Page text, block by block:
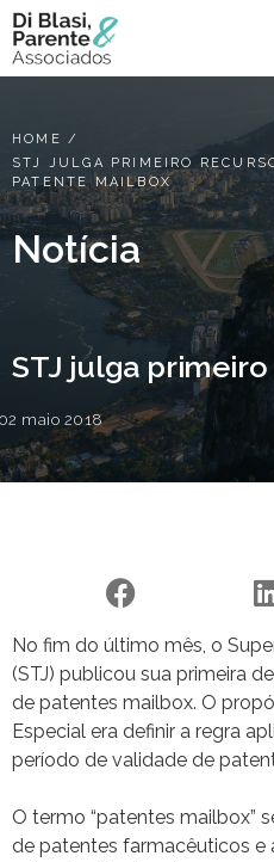
HOME /
STJ JULGA PRIMEIRO
PATENTE MAILBOX
Notícia
STJ julga
maio 2018
No fim do último mês, o
(STJ) publicou sua primeira
de patentes mailbox. O
Especial era definir a regra
período de validade de
O termo “patentes mailbox”
de patentes farmacêuticos e